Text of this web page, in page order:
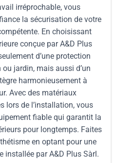
irréprochable, vous
la sécurisation de votre
En choisissant
conçue par A&D Plus
d’une protection
jardin, mais aussi d’un
harmonieusement à
Avec des matériaux
lors de l’installation, vous
fiable qui garantit la
pour longtemps. Faites
en optant pour une
installée par A&D Plus Sàrl.